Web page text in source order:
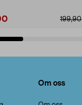
199,90
Om oss